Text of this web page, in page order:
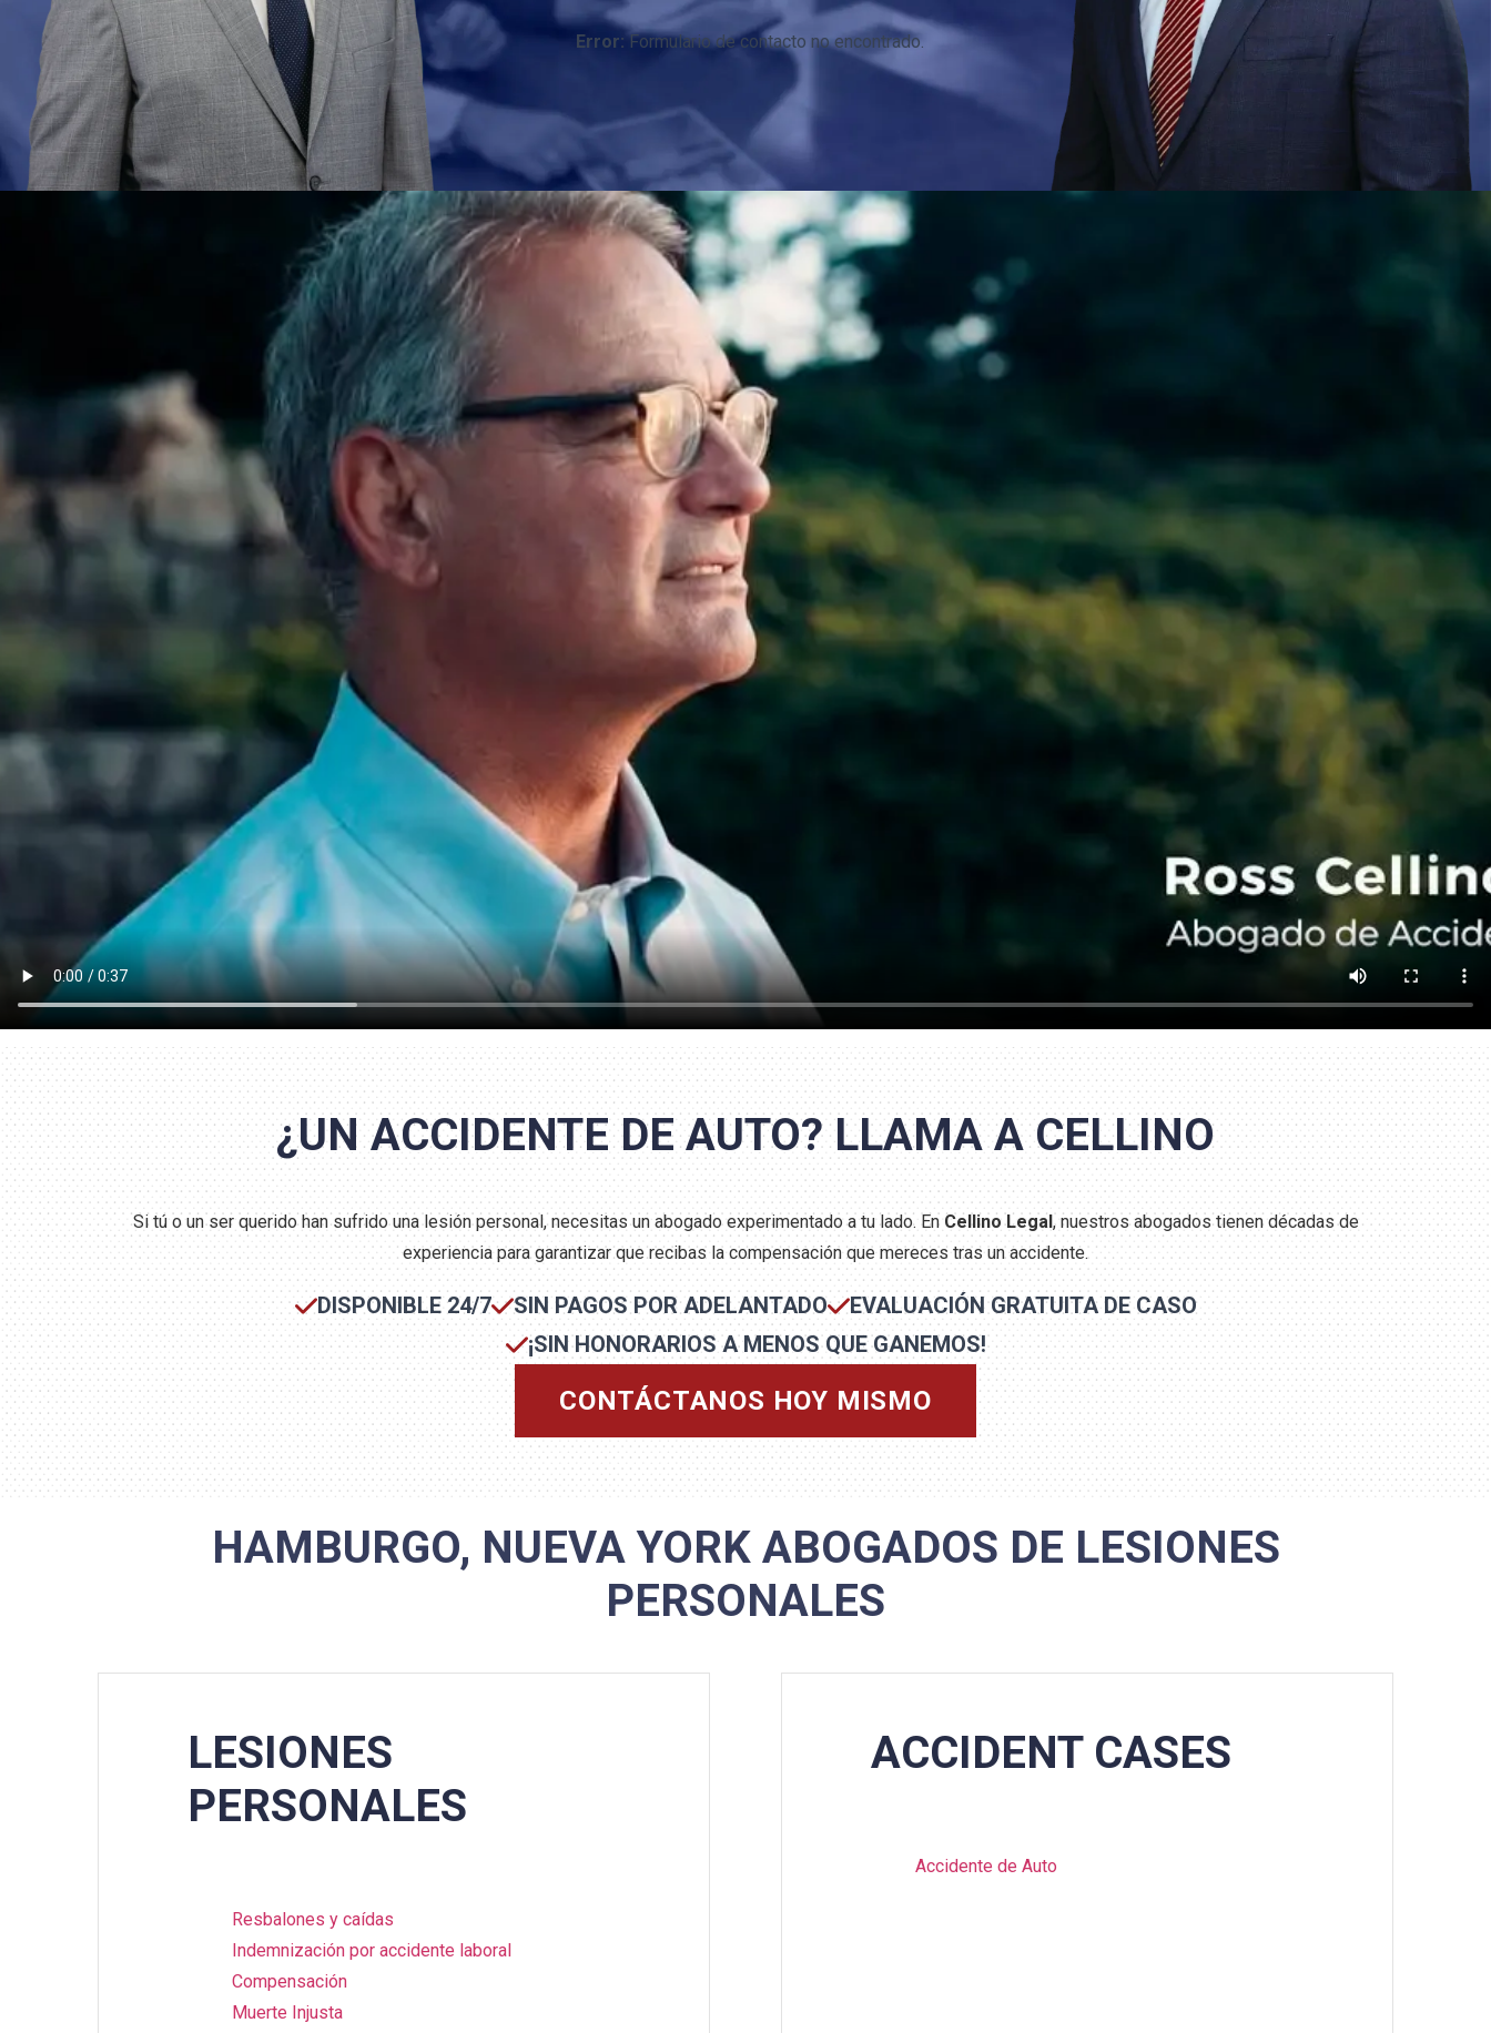
Error: Formulario de contacto no encontrado.
¿UN ACCIDENTE DE AUTO? LLAMA A CELLINO
Si tú o un ser querido han sufrido una lesión personal, necesitas un abogado experimentado a tu lado. En Cellino Legal , nuestros abogados tienen décadas de
experiencia para garantizar que recibas la compensación que mereces tras un accidente.
DISPONIBLE 24/7 SIN PAGOS POR ADELANTADO
EVALUACIÓN GRATUITA DE CASO
¡SIN HONORARIOS A MENOS QUE GANEMOS!
CONTÁCTANOS HOY MISMO
HAMBURGO, NUEVA YORK ABOGADOS DE LESIONES
PERSONALES
LESIONES
PERSONALES
Resbalones y caídas
Indemnización por accidente laboral
Compensación
Muerte Injusta
ACCIDENT CASES
Accidente de Auto